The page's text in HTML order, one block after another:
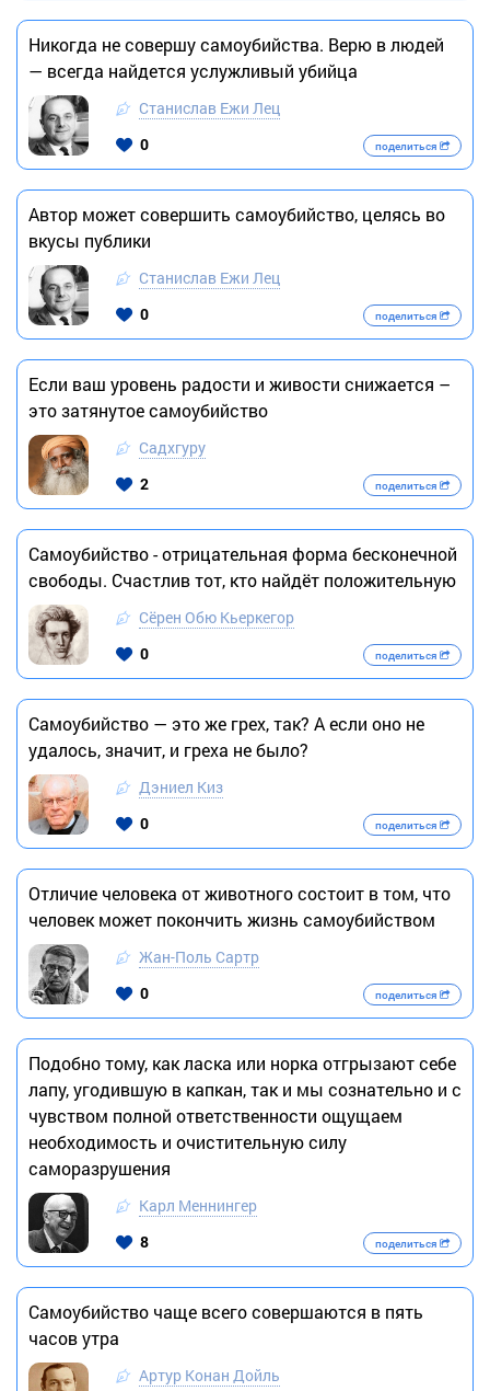
Никогда не совершу самоубийства. Верю в людей
— всегда найдется услужливый убийца
Станислав Ежи Лец
0
поделиться
Автор может совершить самоубийство, целясь во
вкусы публики
Станислав Ежи Лец
0
поделиться
Если ваш уровень радости и живости снижается –
это затянутое самоубийство
Садхгуру
2
поделиться
Самоубийство - отрицательная форма бесконечной
свободы. Счастлив тот, кто найдёт положительную
Сёрен Обю Кьеркегор
0
поделиться
Самоубийство — это же грех, так? А если оно не
удалось, значит, и греха не было?
Дэниел Киз
0
поделиться
Отличие человека от животного состоит в том, что
человек может покончить жизнь самоубийством
Жан-Поль Сартр
0
поделиться
Подобно тому, как ласка или норка отгрызают себе
лапу, угодившую в капкан, так и мы сознательно и с
чувством полной ответственности ощущаем
необходимость и очистительную силу
саморазрушения
Карл Меннингер
8
поделиться
Самоубийство чаще всего совершаются в пять
часов утра
Артур Конан Дойль